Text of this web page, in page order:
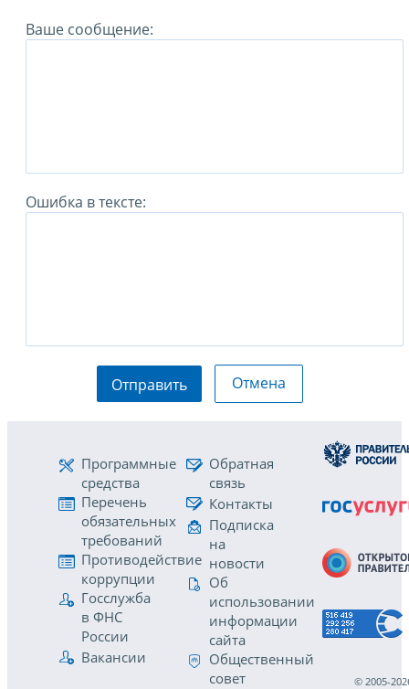
Ваше сообщение:
Ошибка в тексте:
Отправить Отмена
Программные
средства
Перечень
обязательных
требований
Противодействие
коррупции
Госслужба
в ФНС
России
Вакансии
Обратная
связь
Контакты
Подписка
на
новости
Об
использовании
информации
сайта
Общественный
совет
© 2005-